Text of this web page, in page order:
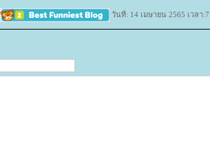
วันที่: 14 เมษายน 2565 เวลา